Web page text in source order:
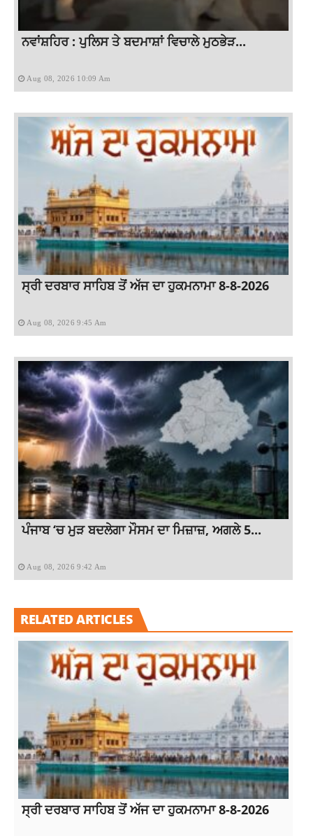
ਨਵਾਂਸ਼ਹਿਰ : ਪੁਲਿਸ ਤੇ ਬਦਮਾਸ਼ਾਂ ਵਿਚਾਲੇ ਮੁਠਭੇੜ...
Aug 08, 2026 10:09 Am
ਸ੍ਰੀ ਦਰਬਾਰ ਸਾਹਿਬ ਤੋਂ ਅੱਜ ਦਾ ਹੁਕਮਨਾਮਾ 8-8-2026
Aug 08, 2026 9:45 Am
ਪੰਜਾਬ ‘ਚ ਮੁੜ ਬਦਲੇਗਾ ਮੌਸਮ ਦਾ ਮਿਜ਼ਾਜ਼, ਅਗਲੇ 5...
Aug 08, 2026 9:42 Am
RELATED ARTICLES
ਸ੍ਰੀ ਦਰਬਾਰ ਸਾਹਿਬ ਤੋਂ ਅੱਜ ਦਾ ਹੁਕਮਨਾਮਾ 8-8-2026